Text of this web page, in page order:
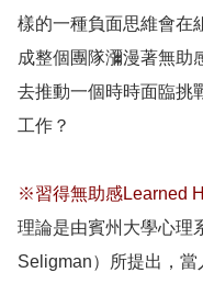
樣的一種負面思維會在
成整個團隊瀰漫著無助
去推動一個時時面臨挑
工作？
※習得無助感Learned
理論是由賓州大學心理
Seligman）所提出，